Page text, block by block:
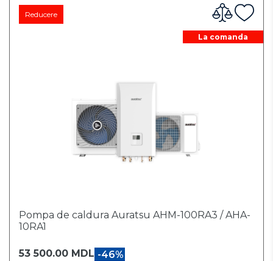
La comanda
Reducere
Pompa de caldura Auratsu AHM-100RA3 / AHA-
10RA1
53 500.00 MDL -46%